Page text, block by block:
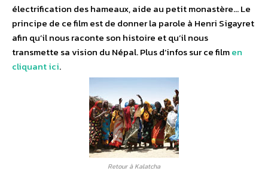
électrification des hameaux, aide au petit monastère… Le
principe de ce film est de donner la parole à Henri Sigayret
afin qu’il nous raconte son histoire et qu’il nous
transmette sa vision du Népal. Plus d’infos sur ce filmen
cliquant ici.
Retour à Kalatcha